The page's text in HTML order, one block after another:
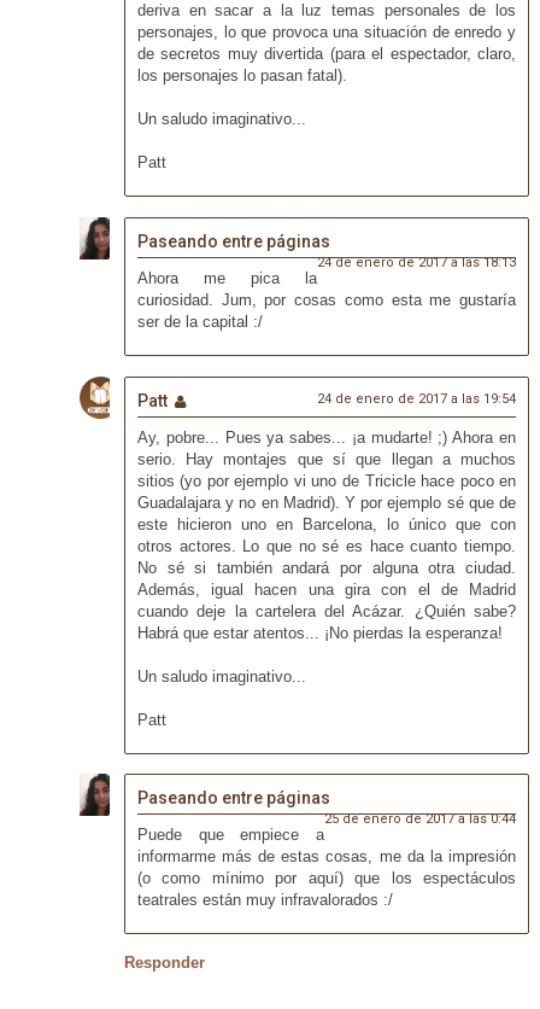
deriva en sacar a la luz temas personales de los
personajes, lo que provoca una situación de enredo y
de secretos muy divertida (para el espectador, claro,
los personajes lo pasan fatal).
Un saludo imaginativo...
Patt
Paseando entre páginas
24 de enero de 2017 a las 18:13
Ahora me pica la
curiosidad. Jum, por cosas como esta me gustaría
ser de la capital :/
Patt 24 de enero de 2017 a las 19:54
Ay, pobre... Pues ya sabes... ¡a mudarte! ;) Ahora en
serio. Hay montajes que sí que llegan a muchos
sitios (yo por ejemplo vi uno de Tricicle hace poco en
Guadalajara y no en Madrid). Y por ejemplo sé que de
este hicieron uno en Barcelona, lo único que con
otros actores. Lo que no sé es hace cuanto tiempo.
No sé si también andará por alguna otra ciudad.
Además, igual hacen una gira con el de Madrid
cuando deje la cartelera del Acázar. ¿Quién sabe?
Habrá que estar atentos... ¡No pierdas la esperanza!
Un saludo imaginativo...
Patt
Paseando entre páginas
25 de enero de 2017 a las 0:44
Puede que empiece a
informarme más de estas cosas, me da la impresión
(o como mínimo por aquí) que los espectáculos
teatrales están muy infravalorados :/
Responder